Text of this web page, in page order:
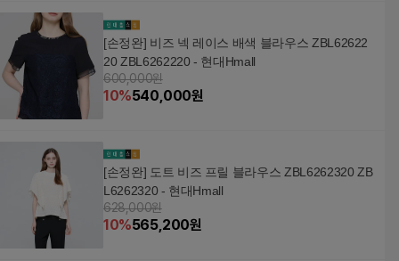
[손정완] 비즈 넥 레이스 배색 블라우스 ZBL62622
20 ZBL6262220 - 현대Hmall
600,000원
10%540,000원
[손정완] 도트 비즈 프릴 블라우스 ZBL6262320 ZB
L6262320 - 현대Hmall
628,000원
10%565,200원